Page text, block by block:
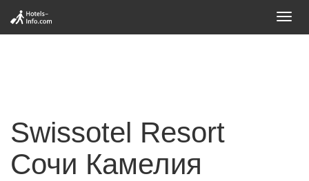
Swissоtel Resort
Сочи Камелия